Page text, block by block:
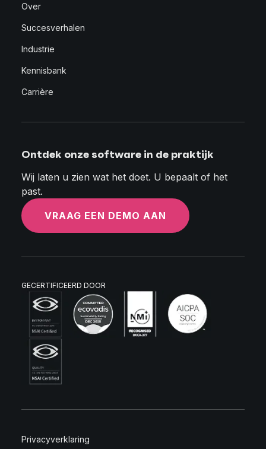
Over
Succesverhalen
Industrie
Kennisbank
Carrière
Ontdek onze software in de praktijk
Wij laten u zien wat het doet. U bepaalt of het
past.
VRAAG EEN DEMO AAN
GECERTIFICEERD DOOR
Privacyverklaring